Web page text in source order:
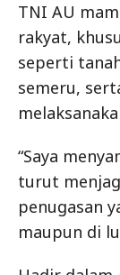
TNI AU
rakyat,
seperti
semeru,
“Saya
turut
penugasan
maupun di